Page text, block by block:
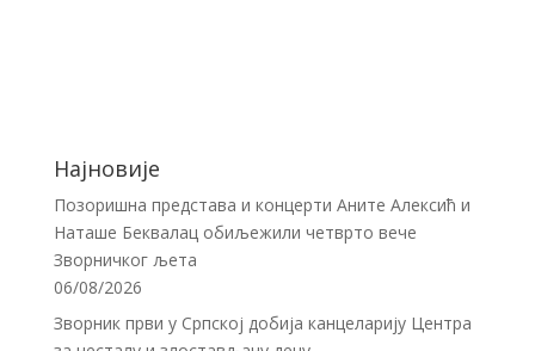
Најновије
Позоришна представа и концерти Аните Алексић и
Наташе Беквалац обиљежили четврто вече
Зворничког љета
06/08/2026
Зворник први у Српској добија канцеларију Центра